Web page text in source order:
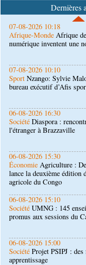
Dernières
07-08-2026 10:10
SportNzango: Sylvie
bureau exécutif d’Afis
06-08-2026 16:30
SociétéDiaspora :
l'étranger à Brazzaville
06-08-2026 15:30
ÉconomieAgriculture :
lance la deuxième édition
06-08-2026 15:10
SociétéUMNG : 145
promus aux sessions du
06-08-2026 15:00
Société Projet PSIPJ : des
apprentissage
06-08-2026 15:00
Art-Culture-Média9e
Kinshasa : le Congo à